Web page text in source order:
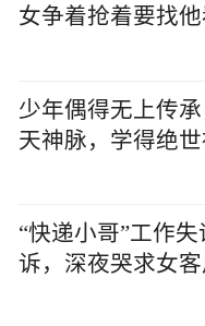
女争着抢着要找他
少年偶得无上传
天神脉，学得绝世
“快递小哥”工作失
诉，深夜哭求女